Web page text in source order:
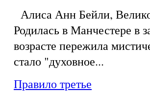
Алиса Анн Бейли,
Родилась в Манчестере в
возрасте пережила
стало "духовное...
Правило третье